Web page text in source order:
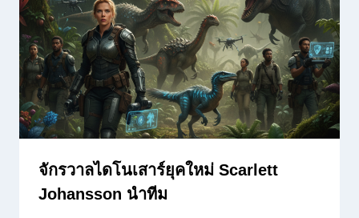
จักรวาลไดโนเสาร์ยุคใหม่ Scarlett
Johansson นำทีม